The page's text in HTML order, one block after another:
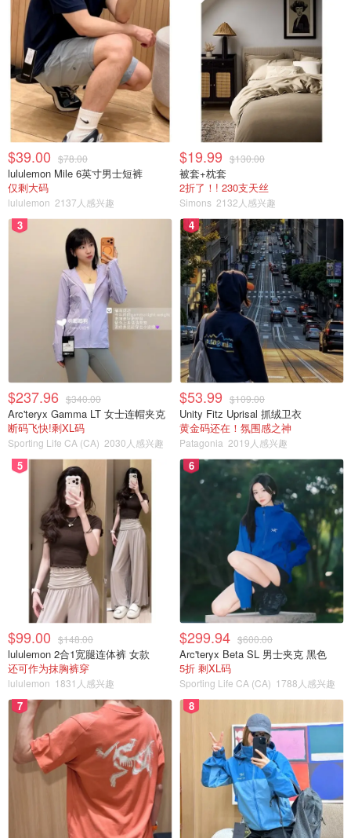
$39.00 $78.00
lululemon Mile 6英寸男士短裤
仅剩大码
lululemon 2137人感兴趣
$19.99 $130.00
被套+枕套
2折了！! 230支天丝
Simons 2132人感兴趣
3
$237.96 $340.00
Arc'teryx Gamma LT 女士连帽夹克
断码飞快!剩XL码
Sporting Life CA (CA) 2030人感兴趣
4
$53.99 $109.00
Unity Fitz Uprisal 抓绒卫衣
黄金码还在！氛围感之神
Patagonia 2019人感兴趣
5
$99.00 $148.00
lululemon 2合1宽腿连体裤 女款
还可作为抹胸裤穿
lululemon 1831人感兴趣
6
$299.94 $600.00
Arc'teryx Beta SL 男士夹克 黑色
5折 剩XL码
Sporting Life CA (CA) 1788人感兴趣
7 8